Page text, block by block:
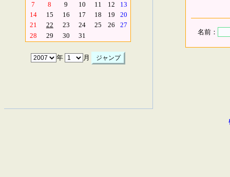
7
8 9 10 11 12
13
14
15 16 17 18 19
20
21
22 23 24 25 26
27
28
29 30 31
年 月
名前：